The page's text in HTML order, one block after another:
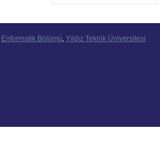
Enformatik Bölümü, Yıldız Teknik Üniversitesi